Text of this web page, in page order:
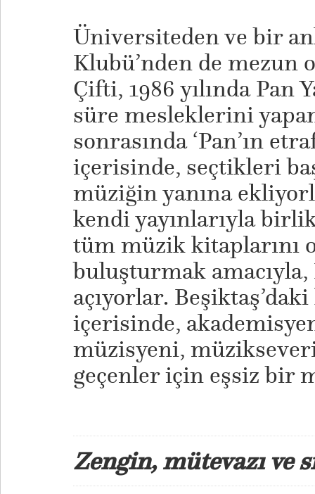
Üniversiteden ve bir
Klubü’nden de mezun
Çifti, 1986 yılında Pan
süre mesleklerini
sonrasında ‘Pan’ın
içerisinde, seçtikleri
müziğin yanına
kendi yayınlarıyla
tüm müzik kitaplarını
buluşturmak
açıyorlar.
içerisinde,
müzisyeni,
geçenler için eşsiz bir
Zengin, mütevazı ve